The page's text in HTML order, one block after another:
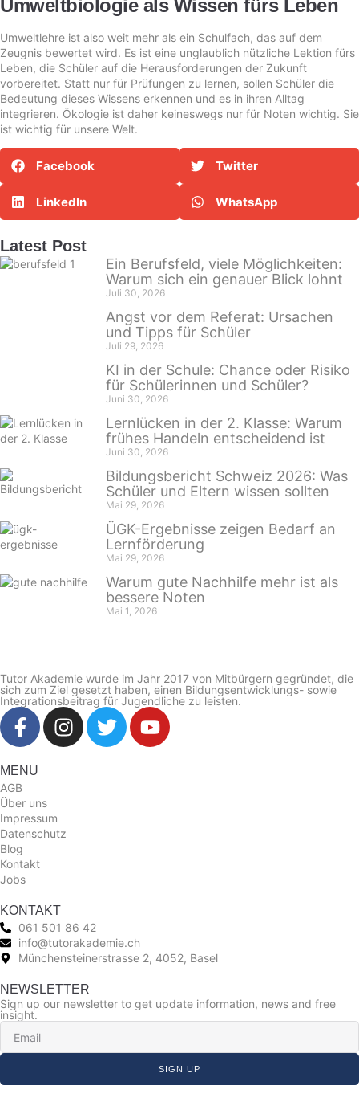
Umweltbiologie als Wissen fürs Leben
Umweltlehre ist also weit mehr als ein Schulfach, das auf dem
Zeugnis bewertet wird. Es ist eine unglaublich nützliche Lektion fürs
Leben, die Schüler auf die Herausforderungen der Zukunft
vorbereitet. Statt nur für Prüfungen zu lernen, sollen Schüler die
Bedeutung dieses Wissens erkennen und es in ihren Alltag
integrieren. Ökologie ist daher keineswegs nur für Noten wichtig. Sie
ist wichtig für unsere Welt.
Facebook Twitter
LinkedIn WhatsApp
Latest Post
Ein Berufsfeld, viele Möglichkeiten:
Warum sich ein genauer Blick lohnt
Juli 30, 2026
Angst vor dem Referat: Ursachen
und Tipps für Schüler
Juli 29, 2026
KI in der Schule: Chance oder Risiko
für Schülerinnen und Schüler?
Juni 30, 2026
Lernlücken in der 2. Klasse: Warum
frühes Handeln entscheidend ist
Juni 30, 2026
Bildungsbericht Schweiz 2026: Was
Schüler und Eltern wissen sollten
Mai 29, 2026
ÜGK-Ergebnisse zeigen Bedarf an
Lernförderung
Mai 29, 2026
Warum gute Nachhilfe mehr ist als
bessere Noten
Mai 1, 2026
Tutor Akademie wurde im Jahr 2017 von Mitbürgern gegründet, die
sich zum Ziel gesetzt haben, einen Bildungsentwicklungs- sowie
Integrationsbeitrag für Jugendliche zu leisten.
MENU
AGB
Über uns
Impressum
Datenschutz
Blog
Kontakt
Jobs
KONTAKT
061 501 86 42
info@tutorakademie.ch
Münchensteinerstrasse 2, 4052, Basel
NEWSLETTER
Sign up our newsletter to get update information, news and free
insight.
SIGN UP